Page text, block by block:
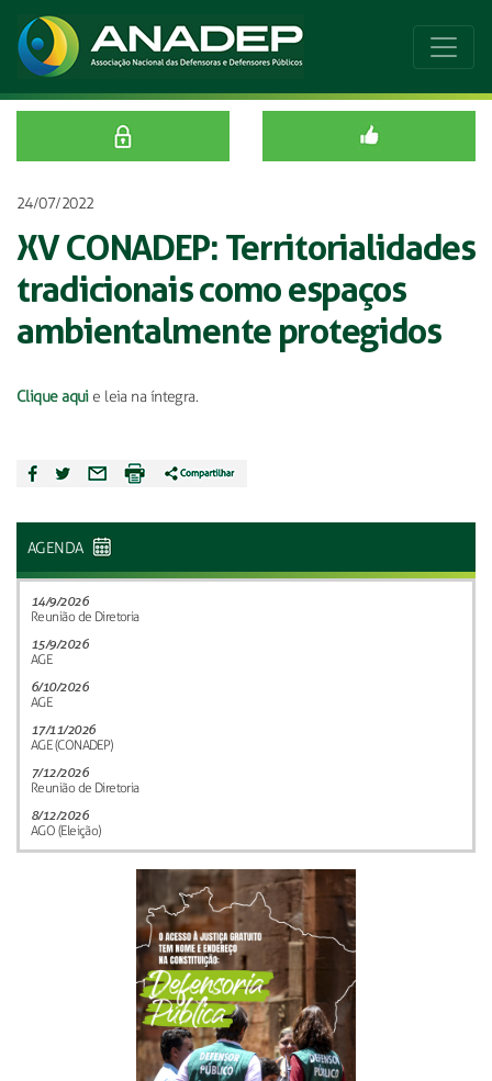
24/07/2022
XV CONADEP: Territorialidades
tradicionais como espaços
ambientalmente protegidos
Clique aqui e leia na íntegra.
AGENDA
14/9/2026
Reunião de Diretoria
15/9/2026
AGE
6/10/2026
AGE
17/11/2026
AGE (CONADEP)
7/12/2026
Reunião de Diretoria
8/12/2026
AGO (Eleição)